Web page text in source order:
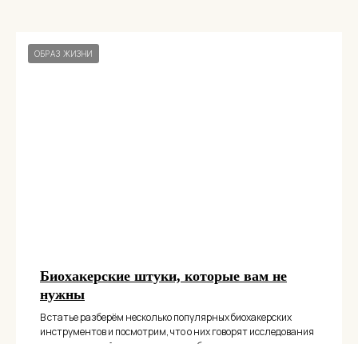
ОБРАЗ ЖИЗНИ
Биохакерские штуки, которые вам не
нужны
В статье разберём несколько популярных биохакерских
инструментов и посмотрим, что о них говорят исследования